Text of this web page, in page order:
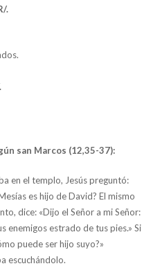
.
san Marcos (12,35-37):
en el templo, Jesús preguntó:
es hijo de David? El mismo
dice: «Dijo el Señor a mi Señor:
enemigos estrado de tus pies.» Si
puede ser hijo suyo?»
escuchándolo.